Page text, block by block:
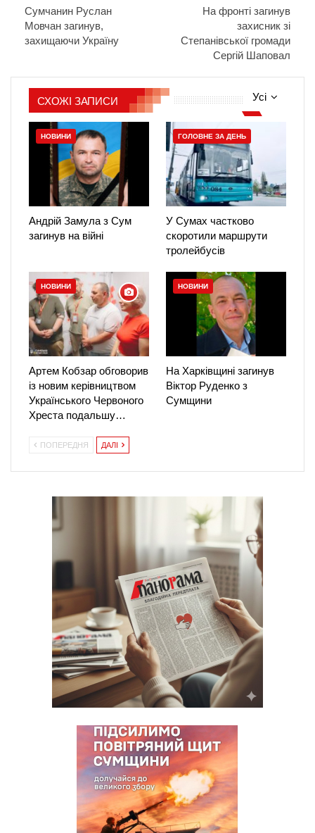
Сумчанин Руслан
Мовчан загинув,
захищаючи Україну
На фронті загинув
захисник зі
Степанівської громади
Сергій Шаповал
Усі
СХОЖІ ЗАПИСИ
НОВИНИ
Андрій Замула з Сум
загинув на війні
ГОЛОВНЕ ЗА ДЕНЬ
У Сумах частково
скоротили маршрути
тролейбусів
НОВИНИ
Артем Кобзар обговорив
із новим керівництвом
Українського Червоного
Хреста подальшу…
НОВИНИ
На Харківщині загинув
Віктор Руденко з
Сумщини
ПОПЕРЕДНЯ ДАЛІ